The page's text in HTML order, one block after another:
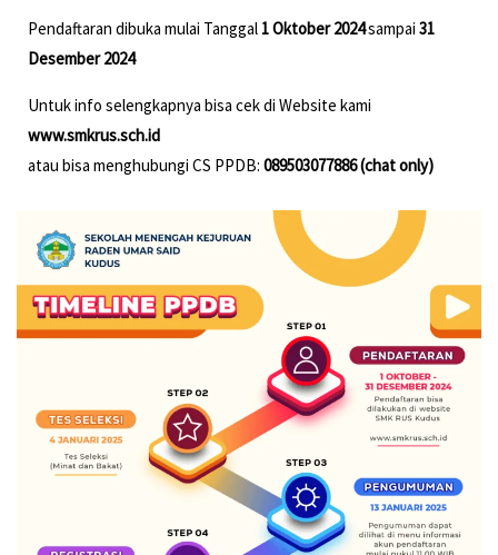
Pendaftaran dibuka mulai Tanggal 1 Oktober 2024sampai 31
Desember 2024
Untuk info selengkapnya bisa cek di Website kami
www.smkrus.sch.id
atau bisa menghubungi CS PPDB: 089503077886 (chat only)